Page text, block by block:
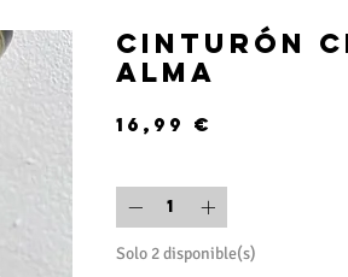
Cinturón
Alma
16,99 €
Solo 2 disponible(s)